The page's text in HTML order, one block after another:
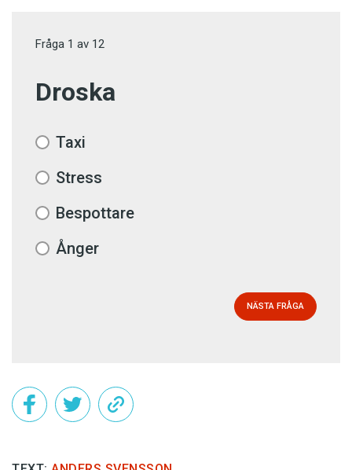
Fråga 1 av 12
Droska
Taxi
Stress
Bespottare
Ånger
NÄSTA FRÅGA